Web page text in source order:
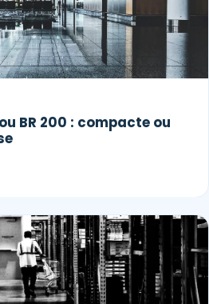
BR 200 : compacte ou